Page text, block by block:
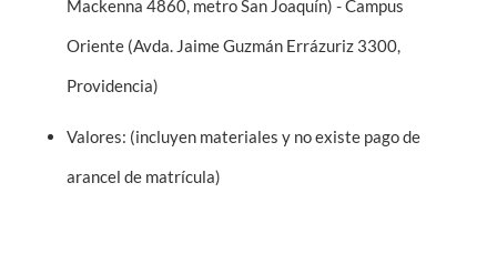
Mackenna 4860, metro San Joaquín) - Campus
Oriente (Avda. Jaime Guzmán Errázuriz 3300,
Providencia)
Valores: (incluyen materiales y no existe pago de
arancel de matrícula)